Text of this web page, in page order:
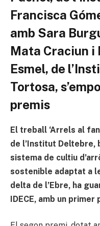
Francisca
amb Sara
Mata Craciun
Esmel, de
Tortosa,
premis
El treball ‘Arrels al
de l’Institut Deltebre,
sistema de cultiu
sostenible adaptat a
delta de l’Ebre, ha
IDECE, amb un